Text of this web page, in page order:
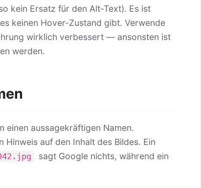
kein Ersatz für den Alt-Text). Es ist
keinen Hover-Zustand gibt. Verwende
wirklich verbessert — ansonsten ist
werden.
einen aussagekräftigen Namen.
Hinweis auf den Inhalt des Bildes. Ein
sagt Google nichts, während ein